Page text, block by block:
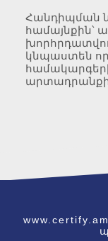
Հանդիպման
համայնքին՝
կնպաստեն